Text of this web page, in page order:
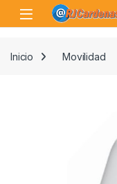
Skip to navigation
Skip to content
Open
Inicio Movilidad